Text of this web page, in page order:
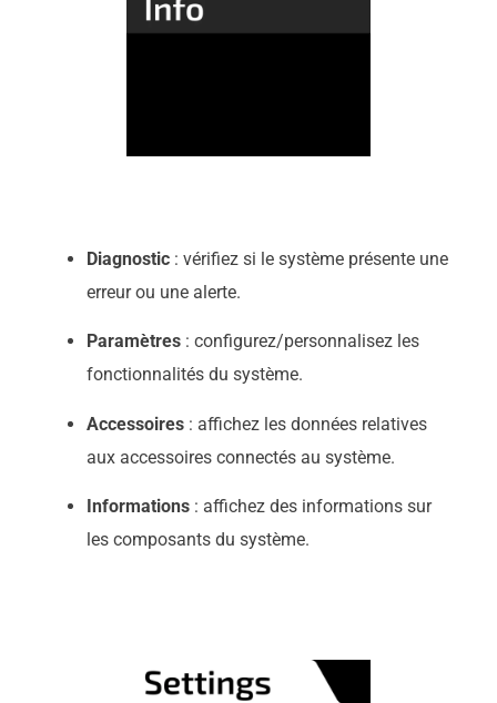
Diagnostic: vérifiez si le système présente une
erreur ou une alerte.
Paramètres: configurez/personnalisez les
fonctionnalités du système.
Accessoires: affichez les données relatives
aux accessoires connectés au système.
Informations: affichez des informations sur
les composants du système.